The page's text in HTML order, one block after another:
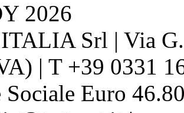
2026
Srl | Via
| T +39 0331
Sociale Euro